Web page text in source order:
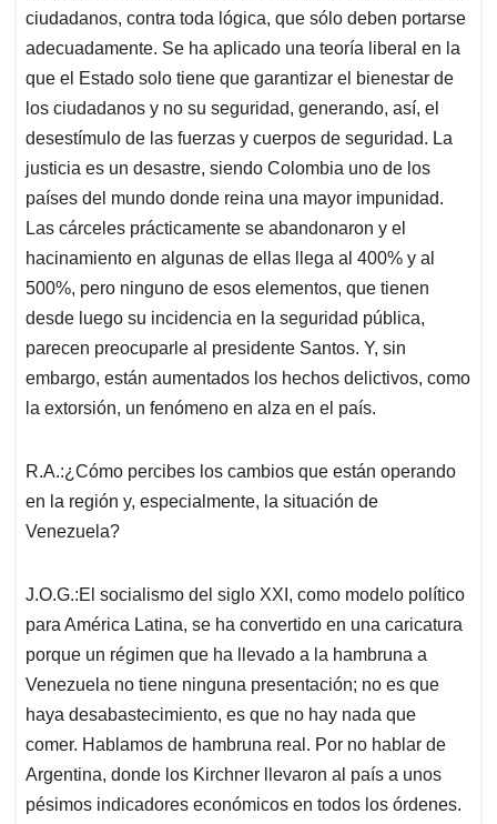
ciudadanos, contra toda lógica, que sólo deben portarse
adecuadamente. Se ha aplicado una teoría liberal en la
que el Estado solo tiene que garantizar el bienestar de
los ciudadanos y no su seguridad, generando, así, el
desestímulo de las fuerzas y cuerpos de seguridad. La
justicia es un desastre, siendo Colombia uno de los
países del mundo donde reina una mayor impunidad.
Las cárceles prácticamente se abandonaron y el
hacinamiento en algunas de ellas llega al 400% y al
500%, pero ninguno de esos elementos, que tienen
desde luego su incidencia en la seguridad pública,
parecen preocuparle al presidente Santos. Y, sin
embargo, están aumentados los hechos delictivos, como
la extorsión, un fenómeno en alza en el país.
R.A.:¿Cómo percibes los cambios que están operando
en la región y, especialmente, la situación de
Venezuela?
J.O.G.:El socialismo del siglo XXI, como modelo político
para América Latina, se ha convertido en una caricatura
porque un régimen que ha llevado a la hambruna a
Venezuela no tiene ninguna presentación; no es que
haya desabastecimiento, es que no hay nada que
comer. Hablamos de hambruna real. Por no hablar de
Argentina, donde los Kirchner llevaron al país a unos
pésimos indicadores económicos en todos los órdenes.